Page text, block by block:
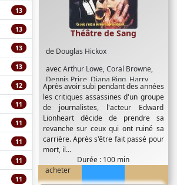
13
13
13
13
12
11
11
11
11
11
de Douglas Hickox
avecArthur Lowe,Coral Browne,
Dennis Price, Diana Rigg, Harry
Andrews,Jack Hawkins,Michael
Hordern,Robert Coote, Robert
Morley,Vincent Price
Théâtre de Sang
Après avoir subi pendant des années
les critiques assassines d'un groupe
de journalistes, l'acteur Edward
Lionheart décide de prendre sa
revanche sur ceux qui ont ruiné sa
carrière. Après s'être fait passé pour
mort, il...
Durée : 100 min
acheter